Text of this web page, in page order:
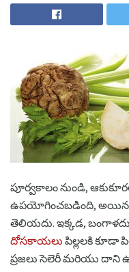
పూర్వకాలం నుండి,
ఉపయోగించబడింది,
తెలియదు. ఇక్కడ,
దోసకాయలు పిల్లలకి కూడా
ప్రజలు సెలెరీ మరియు దాని